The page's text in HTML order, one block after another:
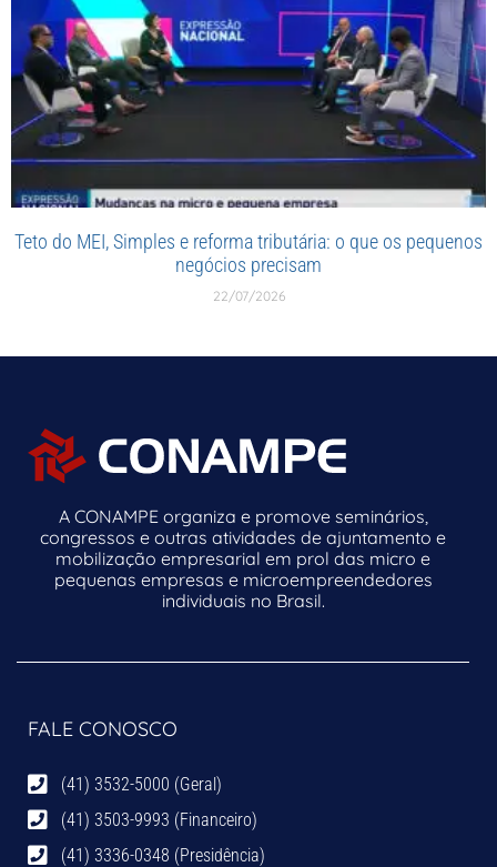
Teto do MEI, Simples e reforma tributária: o que os pequenos
negócios precisam
22/07/2026
A CONAMPE organiza e promove seminários,
congressos e outras atividades de ajuntamento e
mobilização empresarial em prol das micro e
pequenas empresas e microempreendedores
individuais no Brasil.
FALE CONOSCO
(41) 3532-5000 (Geral)
(41) 3503-9993 (Financeiro)
(41) 3336-0348 (Presidência)